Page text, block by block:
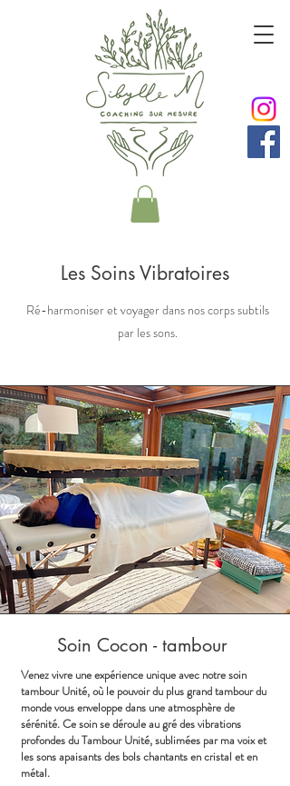
Les Soins Vibratoires
Ré-harmoniser et voyager dans nos corps subtils
par les sons.
Soin Cocon - tambour
Venez vivre une expérience unique avec notre soin
tambour Unité, où le pouvoir du plus grand tambour du
monde vous enveloppe dans une atmosphère de
sérénité. Ce soin se déroule au gré des vibrations
profondes du Tambour Unité, sublimées par ma voix et
les sons apaisants des bols chantants en cristal et en
métal.